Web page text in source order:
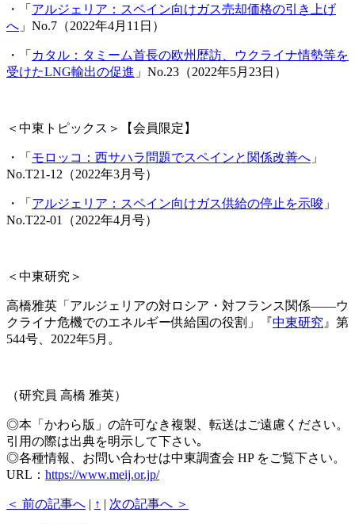
・「 アルジェリア：スペイン向けガス売却価格の引き上げ
へ 」No.7（2022年4月11日）
・「 カタル：タミーム首長の欧州歴訪、ウクライナ情勢等を
受けたLNG輸出の促進 」No.23（2022年5月23日）
＜中東トピックス＞【会員限定】
・「 モロッコ：西サハラ問題でスペインと関係改善へ 」
No.T21-12（2022年3月号）
・「 アルジェリア：スペイン向けガス供給の停止を示唆 」
No.T22-01（2022年4月号）
＜中東研究＞
高橋雅英「アルジェリアの対ロシア・対フランス関係――ウ
クライナ危機でのエネルギー供給国の役割」『中東研究 』第
544号、2022年5月。
（研究員 高橋 雅英）
◎本「かわら版」の許可なき複製、転送はご遠慮ください。
引用の際は出典を明示して下さい｡
◎各種情報、お問い合わせは中東調査会 HP をご覧下さい。
URL： https://www.meij.or.jp/
＜ 前の記事へ | ↑ | 次の記事へ ＞